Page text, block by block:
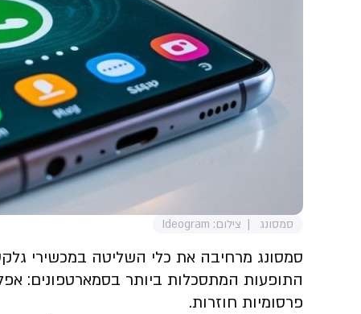
סמסונג צילום: Ideogram
סמסונג מרחיבה את כלי השליטה במכשירי
התופעות המתסכלות ביותר בסמארטפונים:
פרסומיות חוזרות.